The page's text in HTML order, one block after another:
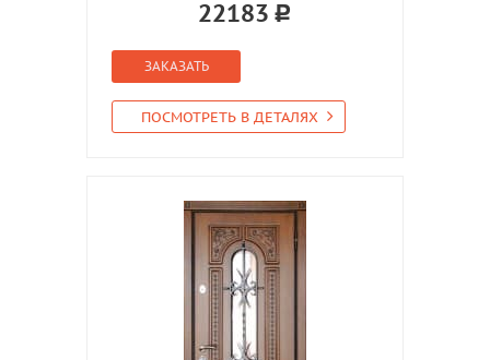
22183
ЗАКАЗАТЬ
ПОСМОТРЕТЬ В ДЕТАЛЯХ